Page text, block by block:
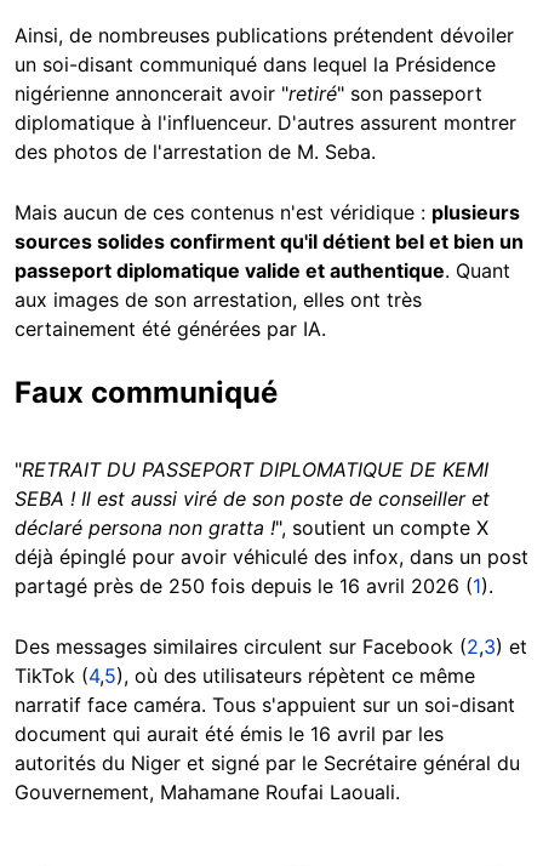
Ainsi, de nombreuses publications prétendent dévoiler
un soi-disant communiqué dans lequel la Présidence
nigérienne annoncerait avoir "retiré" son passeport
diplomatique à l'influenceur. D'autres assurent montrer
des photos de l'arrestation de M. Seba.
Mais aucun de ces contenus n'est véridique : plusieurs
sources solides confirment qu'il détient bel et bien un
passeport diplomatique valide et authentique. Quant
aux images de son arrestation, elles ont très
certainement été générées par IA.
Faux communiqué
"RETRAIT DU PASSEPORT DIPLOMATIQUE DE KEMI
SEBA ! Il est aussi viré de son poste de conseiller et
déclaré persona non gratta !", soutient un compte X
déjà épinglé pour avoir véhiculé des infox, dans un post
partagé près de 250 fois depuis le 16 avril 2026 (1).
Des messages similaires circulent sur Facebook (2,3) et
TikTok (4,5), où des utilisateurs répètent ce même
narratif face caméra. Tous s'appuient sur un soi-disant
document qui aurait été émis le 16 avril par les
autorités du Niger et signé par le Secrétaire général du
Gouvernement, Mahamane Roufai Laouali.